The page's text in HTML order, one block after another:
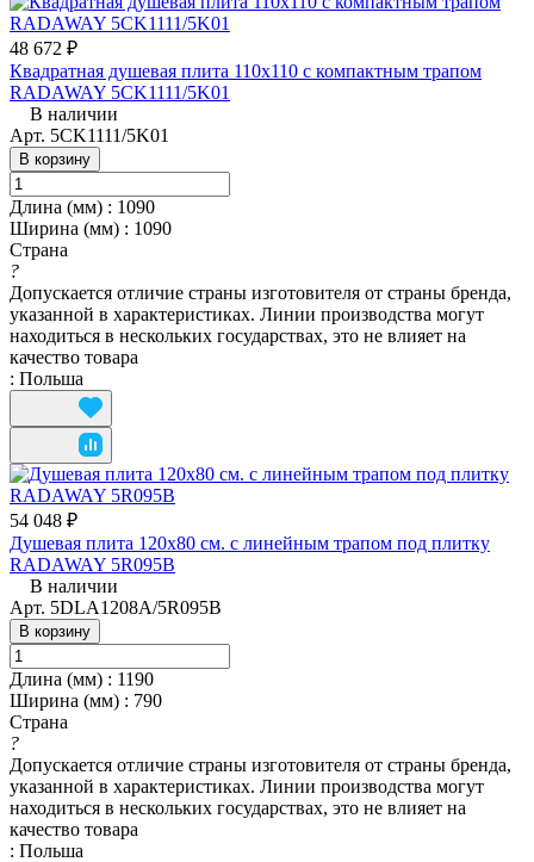
48 672 ₽
Квадратная душевая плита 110x110 с компактным трапом
RADAWAY 5CK1111/5K01
В наличии
Арт. 5CK1111/5K01
В корзину
Длина (мм) : 1090
Ширина (мм) : 1090
Страна
?
Допускается отличие страны изготовителя от страны бренда,
указанной в характеристиках. Линии производства могут
находиться в нескольких государствах, это не влияет на
качество товара
: Польша
54 048 ₽
Душевая плита 120x80 см. с линейным трапом под плитку
RADAWAY 5R095B
В наличии
Арт. 5DLA1208A/5R095B
В корзину
Длина (мм) : 1190
Ширина (мм) : 790
Страна
?
Допускается отличие страны изготовителя от страны бренда,
указанной в характеристиках. Линии производства могут
находиться в нескольких государствах, это не влияет на
качество товара
: Польша